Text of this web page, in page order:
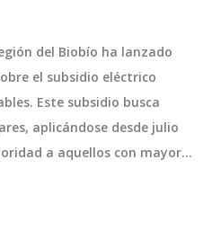
del Biobío ha lanzado
el subsidio eléctrico
Este subsidio busca
aplicándose desde julio
a aquellos con mayor
con menores, cuidadores y